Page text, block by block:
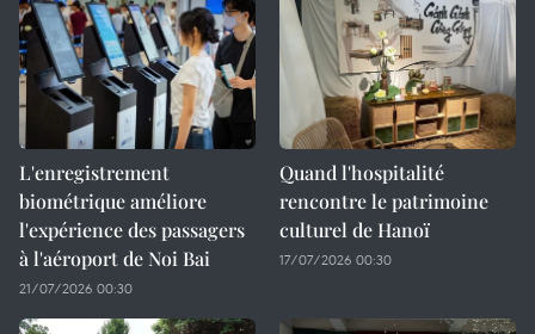
L'enregistrement
biométrique améliore
l'expérience des passagers
à l'aéroport de Noi Bai
21/07/2026 00:30
Quand l'hospitalité
rencontre le patrimoine
culturel de Hanoï
17/07/2026 00:30